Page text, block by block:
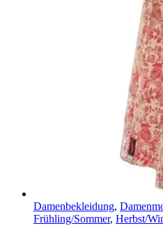
Damenbekleidung,
Frühling/Sommer, Herbst/